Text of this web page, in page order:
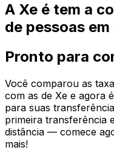
A Xe é tem a
de pessoas
Pronto para
Você comparou as
com as de Xe e agora
para suas
primeira transferência
distância — comece
mais!